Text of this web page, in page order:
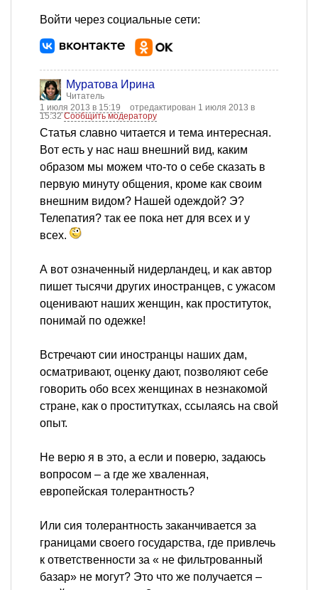
Войти через социальные сети:
Муратова Ирина
Читатель
1 июля 2013 в 15:19
отредактирован 1 июля 2013 в
15:32Сообщить модератору
Статья славно читается и тема интересная.
Вот есть у нас наш внешний вид, каким
образом мы можем что-то о себе сказать в
первую минуту общения, кроме как своим
внешним видом? Нашей одеждой? Э?
Телепатия? так ее пока нет для всех и у
всех.
А вот означенный нидерландец, и как автор
пишет тысячи других иностранцев, с ужасом
оценивают наших женщин, как проституток,
понимай по одежке!
Встречают сии иностранцы наших дам,
осматривают, оценку дают, позволяют себе
говорить обо всех женщинах в незнакомой
стране, как о проститутках, ссылаясь на свой
опыт.
Не верю я в это, а если и поверю, задаюсь
вопросом – а где же хваленная,
европейская толерантность?
Или сия толерантность заканчивается за
границами своего государства, где привлечь
к ответственности за « не фильтрованный
базар» не могут? Это что же получается –